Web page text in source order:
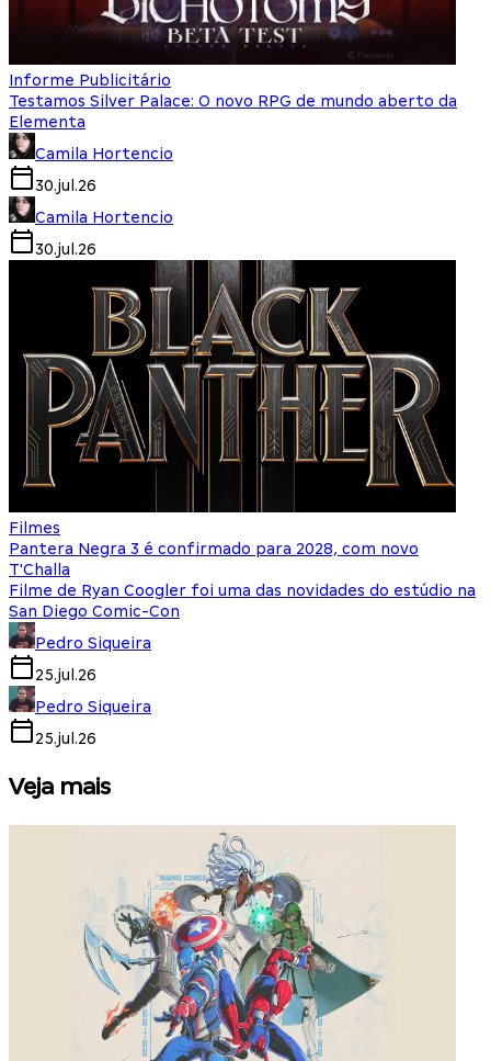
Informe Publicitário
Testamos Silver Palace: O novo RPG de mundo aberto da
Elementa
Camila Hortencio
30.jul.26
Camila Hortencio
30.jul.26
Filmes
Pantera Negra 3 é confirmado para 2028, com novo
T'Challa
Filme de Ryan Coogler foi uma das novidades do estúdio na
San Diego Comic-Con
Pedro Siqueira
25.jul.26
Pedro Siqueira
25.jul.26
Veja mais